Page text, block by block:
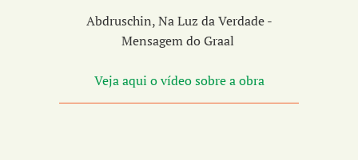
Abdruschin, Na Luz da Verdade -
Mensagem do Graal
Veja aqui o vídeo sobre a obra